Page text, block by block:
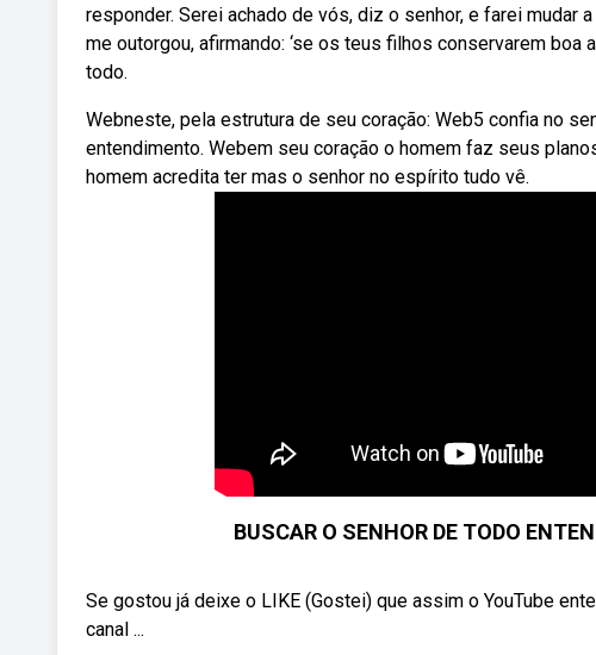
responder. Serei achado de vós, diz o senhor, e farei mudar
me outorgou, afirmando: ‘se os teus filhos conservarem
todo.
Webneste, pela estrutura de seu coração: Web5 confia no
entendimento. Webem seu coração o homem faz seus
homem acredita ter mas o senhor no espírito tudo vê.
BUSCAR O SENHOR DE TODO
Se gostou já deixe o LIKE (Gostei) que assim o YouTube
canal ...